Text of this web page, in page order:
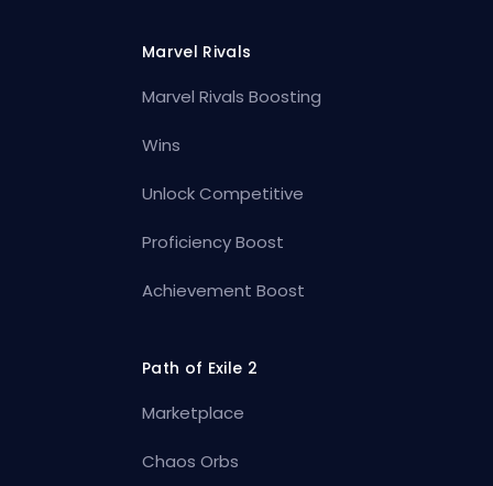
Marvel Rivals
Marvel Rivals Boosting
Wins
Unlock Competitive
Proficiency Boost
Achievement Boost
Path of Exile 2
Marketplace
Chaos Orbs